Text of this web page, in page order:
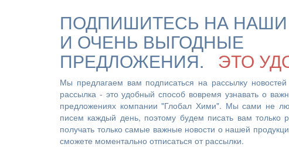
ПОДПИШИТЕСЬ НА
И ОЧЕНЬ ВЫГОДНЫЕ
ПРЕДЛОЖЕНИЯ. ЭТО
Мы предлагаем вам подписаться на рассылку
рассылка - это удобный способ вовремя узнавать о
предложениях компании "Глобал Хими". Мы сами не
писем каждый день, поэтому будем писать вам только
получать только самые важные новости о нашей
сможете моментально отписаться от рассылки.